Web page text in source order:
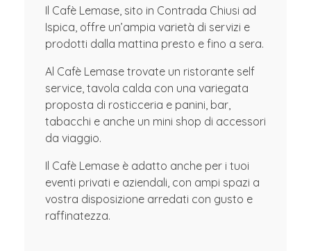
Il Cafè Lemase, sito in Contrada Chiusi ad
Ispica, offre un’ampia varietà di servizi e
prodotti dalla mattina presto e fino a sera.
Al Cafè Lemase trovate un ristorante self
service, tavola calda con una variegata
proposta di rosticceria e panini, bar,
tabacchi e anche un mini shop di accessori
da viaggio.
Il Cafè Lemase è adatto anche per i tuoi
eventi privati e aziendali, con ampi spazi a
vostra disposizione arredati con gusto e
raffinatezza.